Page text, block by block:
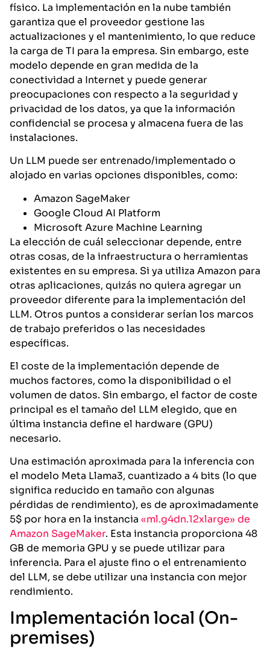
físico. La implementación en la nube también
garantiza que el proveedor gestione las
actualizaciones y el mantenimiento, lo que reduce
la carga de TI para la empresa. Sin embargo, este
modelo depende en gran medida de la
conectividad a Internet y puede generar
preocupaciones con respecto a la seguridad y
privacidad de los datos, ya que la información
confidencial se procesa y almacena fuera de las
instalaciones.
Un LLM puede ser entrenado/implementado o
alojado en varias opciones disponibles, como:
Amazon SageMaker
Google Cloud AI Platform
Microsoft Azure Machine Learning
La elección de cuál seleccionar depende, entre
otras cosas, de la infraestructura o herramientas
existentes en su empresa. Si ya utiliza Amazon para
otras aplicaciones, quizás no quiera agregar un
proveedor diferente para la implementación del
LLM. Otros puntos a considerar serían los marcos
de trabajo preferidos o las necesidades
específicas.
El coste de la implementación depende de
muchos factores, como la disponibilidad o el
volumen de datos. Sin embargo, el factor de coste
principal es el tamaño del LLM elegido, que en
última instancia define el hardware (GPU)
necesario.
Una estimación aproximada para la inferencia con
el modelo Meta Llama3, cuantizado a 4 bits (lo que
significa reducido en tamaño con algunas
pérdidas de rendimiento), es de aproximadamente
5$ por hora en la instancia «ml.g4dn.12xlarge» de
Amazon SageMaker. Esta instancia proporciona 48
GB de memoria GPU y se puede utilizar para
inferencia. Para el ajuste fino o el entrenamiento
del LLM, se debe utilizar una instancia con mejor
rendimiento.
Implementación local (On-
premises)